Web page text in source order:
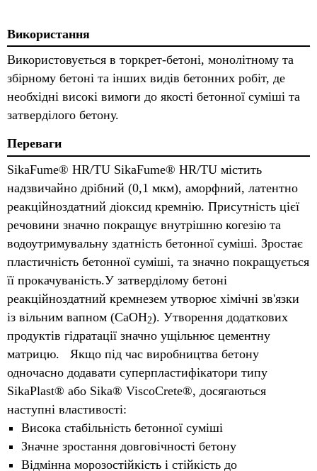
Використання
Використовується в торкрет-бетоні, монолітному та
збірному бетоні та інших видів бетонних робіт, де
необхідні високі вимоги до якості бетонної суміші та
затверділого бетону.
Переваги
SikaFume® HR/TU SikaFume® HR/TU містить
надзвичайно дрібний (0,1 мкм), аморфний, латентно
реакційноздатний діоксид кремнію. Присутність цієї
речовини значно покращує внутрішню когезію та
водоутримувальну здатність бетонної суміші. Зростає
пластичність бетонної суміші, та значно покращується
її прокачуваність.У затверділому бетоні
реакційноздатний кремнезем утворює хімічні зв'язки
із вільним вапном (CaOH2). Утворення додаткових
продуктів гідратації значно ущільнює цементну
матрицю. Якщо під час виробництва бетону
одночасно додавати суперпластифікатори типу
SikaPlast® або Sika® ViscoCrete®, досягаються
наступні властивості:
Висока стабільність бетонної суміші
Значне зростання довговічності бетону
Відмінна морозостійкість і стійкість до